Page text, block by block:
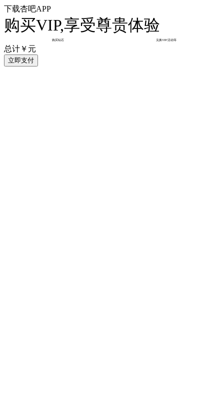
下载杏吧APP
购买VIP,享受尊贵体验
购买钻石 兑换VIP/活动等
总计￥ 元
立即支付